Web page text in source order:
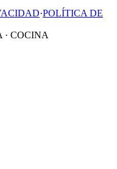
·POLÍTICA DE
COCINA